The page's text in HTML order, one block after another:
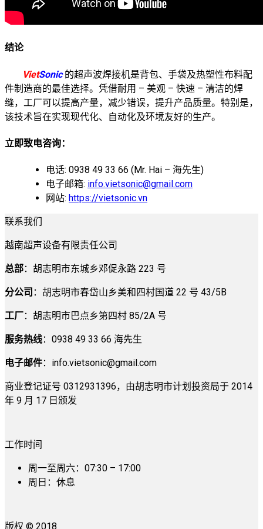
结论
VietSonic的超声波焊接机是背包、手袋及热塑性布料配
件制造商的最佳选择。凭借耐用 – 美观 – 快速 – 清洁的焊
缝，工厂可以提高产量，减少错误，提升产品质量。特别是，
该技术旨在实现现代化、自动化及环境友好的生产。
立即致电咨询：
电话: 0938 49 33 66 (Mr. Hai – 海先生)
电子邮箱: info.vietsonic@gmail.com
网站: https://vietsonic.vn
联系我们
越南超声设备有限责任公司
总部：胡志明市东城乡邓促永路 223 号
分公司 ：胡志明市春岱山乡美和四村国道 22 号 43/5B
工厂：胡志明市巴点乡第四村 85/2A 号
服务热线：0938 49 33 66 海先生
电子邮件： info.vietsonic@gmail.com
商业登记证号 0312931396，由胡志明市计划投资局于 2014
年 9 月 17 日颁发
工作时间
周一至周六：07:30 – 17:00
周日：休息
版权 © 2018